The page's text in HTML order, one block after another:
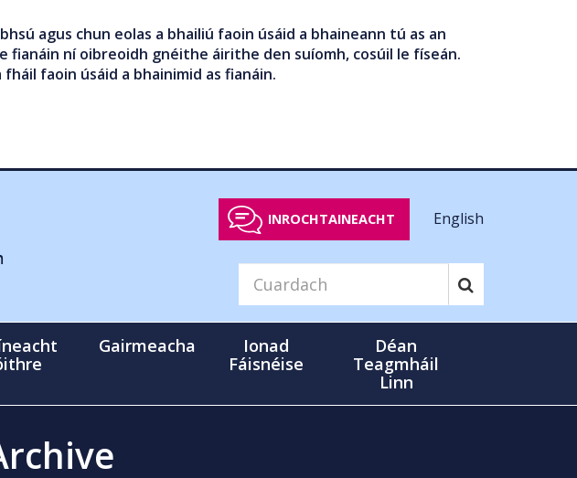
agus chun eolas a bhailiú faoin úsáid a bhaineann tú as an
fianáin ní oibreoidh gnéithe áirithe den suíomh, cosúil le físeán.
faoin úsáid a bhainimid as fianáin.
INROCHTAINEACHT English
Gairmeacha
Ionad
Fáisnéise
Déan
Teagmháil
Linn